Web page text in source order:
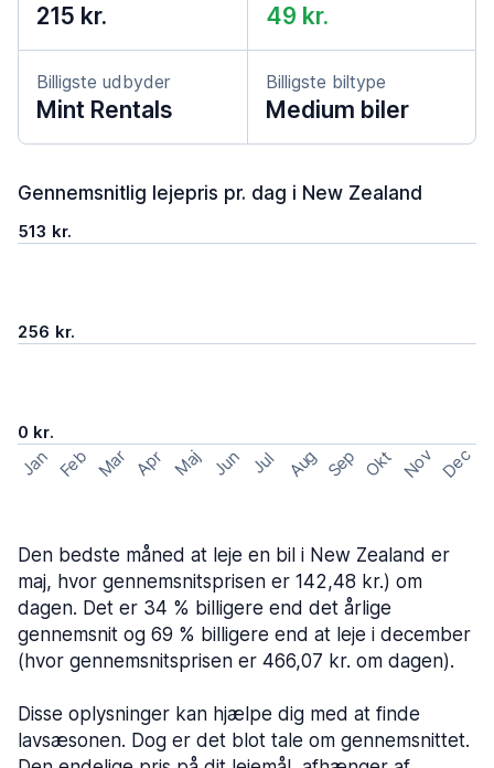
215 kr. 49 kr.
Billigste udbyder
Mint Rentals
Billigste biltype
Medium biler
Gennemsnitlig lejepris pr. dag i New Zealand
513 kr.
256 kr.
0 kr.
Jan Feb Mar Apr Maj Jun Jul Aug Sep Okt Nov Dec
Den bedste måned at leje en bil i New Zealand er
maj, hvor gennemsnitsprisen er 142,48 kr.) om
dagen. Det er 34 % billigere end det årlige
gennemsnit og 69 % billigere end at leje i december
(hvor gennemsnitsprisen er 466,07 kr. om dagen).
Disse oplysninger kan hjælpe dig med at finde
lavsæsonen. Dog er det blot tale om gennemsnittet.